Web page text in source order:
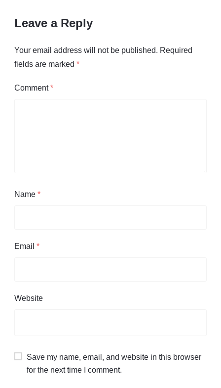
Leave a Reply
Your email address will not be published. Required
fields are marked *
Comment*
Name *
Email *
Website
Save my name, email, and website in this browser
for the next time I comment.